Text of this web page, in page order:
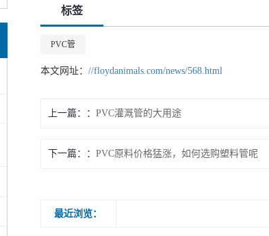
标签
PVC管
本文网址： //floydanimals.com/news/568.html
上一篇： PVC灌溉管的大用途
下一篇： PVC原料价格猛涨，如何选购塑料管呢
最近浏览：